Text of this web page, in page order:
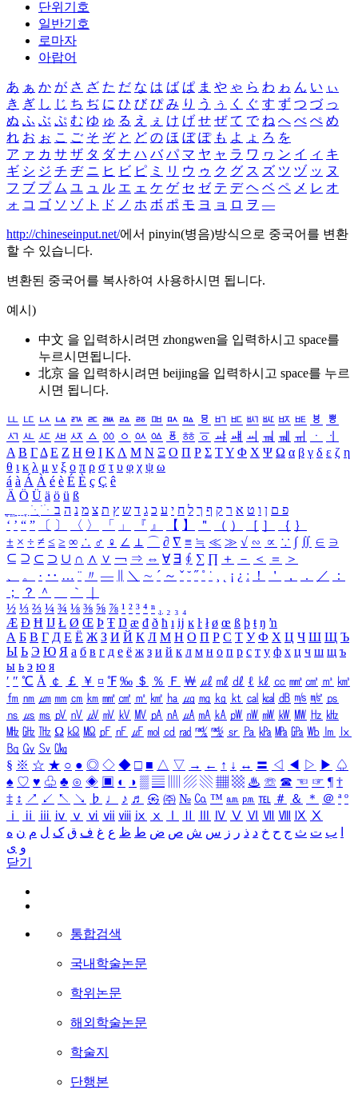
단위기호
일반기호
로마자
아랍어
あ ぁ か が さ ざ た だ な は ば ぱ ま や ゃ ら わ ゎ ん い ぃ
き ぎ し じ ち ぢ に ひ び ぴ み り う ぅ く ぐ す ず つ づ っ
ぬ ふ ぶ ぷ む ゆ ゅ る え ぇ け げ せ ぜ て で ね へ べ ぺ め
れ お ぉ こ ご そ ぞ と ど の ほ ぼ ぽ も よ ょ ろ を
ア ァ カ サ ザ タ ダ ナ ハ バ パ マ ヤ ャ ラ ワ ヮ ン イ ィ キ
ギ シ ジ チ ヂ ニ ヒ ビ ピ ミ リ ウ ゥ ク グ ス ズ ツ ヅ ッ ヌ
フ ブ プ ム ユ ュ ル エ ェ ケ ゲ セ ゼ テ デ ヘ ベ ペ メ レ オ
ォ コ ゴ ソ ゾ ト ド ノ ホ ボ ポ モ ヨ ョ ロ ヲ ―
http://chineseinput.net/에서 pinyin(병음)방식으로 중국어를 변환
할 수 있습니다.
변환된 중국어를 복사하여 사용하시면 됩니다.
예시)
中文 을 입력하시려면 zhongwen을 입력하시고 space를
누르시면됩니다.
北京 을 입력하시려면 beijing을 입력하시고 space를 누르
시면 됩니다.
ㅥ ㅦ ㅧ ㅨ ㅩ ㅪ ㅫ ㅬ ㅭ ㅮ ㅯ ㅰ ㅱ ㅲ ㅳ ㅴ ㅵ ㅶ ㅷ ㅸ
ㅹ
ㅺ ㅻ ㅼ ㅽ ㅾ ㅿ ㆀ ㆁ ㆂ ㆃ ㆄ ㆅ ㆆ ㆇ ㆈ ㆉ ㆊ ㆋ ㆌ ㆍ
ㆎ
Α Β ΓΔ Ε Ζ Η Θ Ι ΚΛ Μ Ν Ξ Ο Π Ρ Σ ΤΥ Φ Χ Ψ Ω α β γ δ ε ζ η
θ ι κ λ μ ν ξ ο π ρ σ τ υ φ χ ψ ω
á à Á À é è É È ç Ç ê
Ä Ö Ü ä ö ü ß
ִֶֹ ֻּ ׁׂ פ ם ן ו ט א ר ק ף ך ל ח י ע כ ג ד ש ץ ת צ מ נ ה ב
‘ ’ “ ” 〔 〕 〈 〉 「 」 『 』 【 】 ＂ （ ） ［ ］ ｛ ｝
± × ÷ ≠ ≤ ≥ ∞ ∴ ♂ ♀ ∠ ⊥ ⌒ ∂ ∇ ≡ ≒ ≪ ≫ √ ∽ ∝ ∵ ∫ ∬ ∈ ∋
⊆ ⊇ ⊂ ⊃ ∪ ∩ ∧ ∨ ￢ ⇒ ⇔ ∀ ∃ ∮ ∑ ∏ ＋ － ＜ ＝
＞
、
。 · ‥ … ¨ 〃 ― ＼ ∼ ´ ～ ˇ ˘ ˝ ˚ ˙ ¸ ¡ ¿ ː ！ ＇ ， ． ／
：
；
？ ＾ ｀
½ ⅓ ⅔ ¼ ¾ ⅛ ⅜ ⅝ ⅞ ¹ ² ³ ⁴ ⁿ ₁ ₂ ₃ ₄
Æ Ð Ħ Ĳ Ł Ø Œ Þ Ŧ Ŋ æ đ ð ħ ı ĳ ĸ ŀ ł ø œ ß þ ŧ ŋ ŉ
А Б В Г Д Е Ё Ж З И Й К Л М Н О П Р С Т У Ф Х Ц Ч Ш Щ Ъ
Ы Ь Э Ю Я а б в г д е ё ж з и й к л м н о п р с т у ф х ц ч ш щ ъ
ы ь э ю я
′ ″ ℃ Å ￠ ￡ ￥ ¤ ℉ ‰ ＄ ％ Ｆ ￦ ㎕ ㎖ ㎗ ℓ ㎘ ㏄ ㎣ ㎤ ㎥ ㎦
㎙ ㎚ ㎛ ㎜ ㎝ ㎞ ㎟ ㎠ ㎡ ㎢ ㏊ ㎍ ㎎ ㎏ ㏏ ㎈ ㎉ ㏈ ㎧ ㎨ ㎰
㎱ ㎲ ㎳ ㎴ ㎵ ㎶ ㎷ ㎸ ㎹ ㎀ ㎁ ㎂ ㎃ ㎄ ㎺ ㎻ ㎽ ㎾ ㎿ ㎐ ㎑
㎒ ㎓ ㎔ Ω ㏀ ㏁ ㎊ ㎋ ㎌ ㏖ ㏅ ㎭ ㎮ ㎯ ㏛ ㎩ ㎪ ㎫ ㎬ ㏝ ㏐
㏓
㏃ ㏉ ㏜ ㏆
§ ※ ☆ ★ ○ ● ◎ ◇ ◆ □ ■ △ ▽ → ← ↑ ↓ ↔ 〓 ◁ ◀ ▷ ▶ ♤
♠ ♡ ♥ ♧ ♣ ⊙ ◈ ▣ ◐ ◑ ▒ ▤ ▨ ▧ ▦ ▩ ♨ ☏ ☎ ☜ ☞ ¶ †
‡ ↕ ↗ ↙ ↖ ↘ ♭ ♩ ♪ ♬ ㉿ ㈜ № ㏇ ™ ㏂ ㏘ ℡ ＃ ＆ ＊ ＠ ª º
ⅰ
ⅱ ⅲ ⅳ ⅴ ⅵ ⅶ ⅷ ⅸ ⅹ Ⅳ Ⅴ Ⅵ Ⅶ Ⅷ Ⅸ Ⅹ
ب ت ث ج ح خ د ذ ر ز س ش ص ض ط ظ ع غ ف ق ک ل م ن ه
و ی
닫기
통합검색
국내학술논문
학위논문
해외학술논문
학술지
단행본